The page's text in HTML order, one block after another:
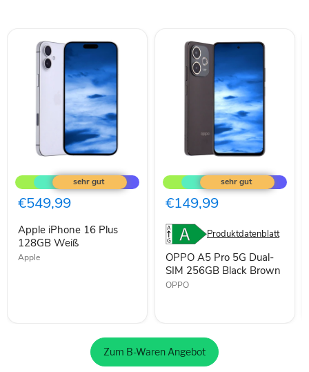
iPhone
16
Plus
128GB
€549,99
Apple iPhone 16 Plus
128GB Weiß
Apple
A5
Pro
5G
Dual-
256GB
Black
Brown
€149,99
Produktdatenblatt
OPPO A5 Pro 5G Dual-
SIM 256GB Black Brown
OPPO
Zum B-Waren Angebot